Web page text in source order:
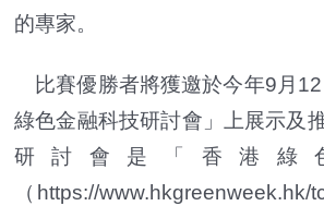
的專家。
比賽優勝者將獲邀於今年9月
綠色金融科技研討會」上展示及
研討會是「香港綠
（https://www.hkgreenweek.hk/